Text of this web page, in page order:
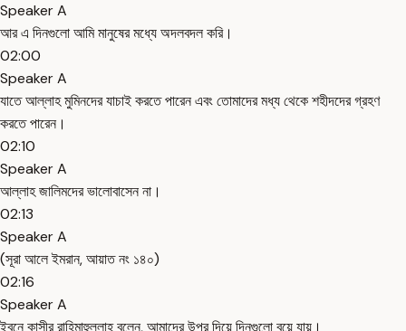
Speaker A
আর এ দিনগুলো আমি মানুষের মধ্যে অদলবদল করি।
02:00
Speaker A
যাতে আল্লাহ মুমিনদের যাচাই করতে পারেন এবং তোমাদের মধ্য থেকে শহীদদের গ্রহণ
করতে পারেন।
02:10
Speaker A
আল্লাহ জালিমদের ভালোবাসেন না।
02:13
Speaker A
(সূরা আলে ইমরান, আয়াত নং ১৪০)
02:16
Speaker A
ইবনে কাসীর রাহিমাহুল্লাহ বলেন, আমাদের উপর দিয়ে দিনগুলো বয়ে যায়।